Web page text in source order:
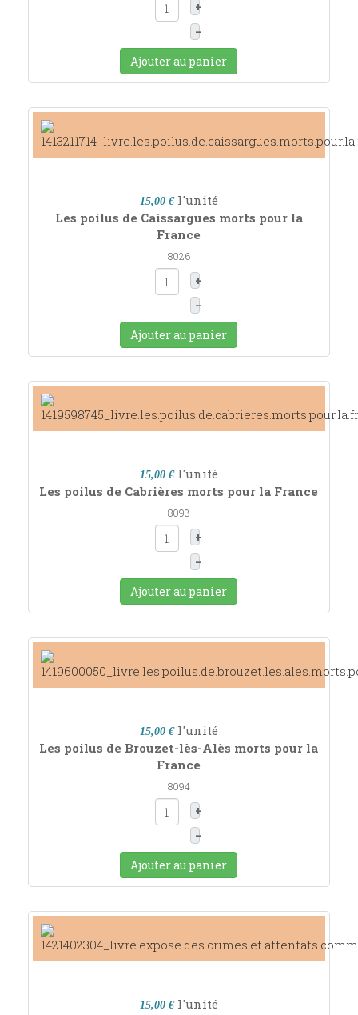
+
–
Ajouter au panier
15,00 € l'unité
Les poilus de Caissargues morts pour la
France
8026
+
–
Ajouter au panier
15,00 € l'unité
Les poilus de Cabrières morts pour la France
8093
+
–
Ajouter au panier
15,00 € l'unité
Les poilus de Brouzet-lès-Alès morts pour la
France
8094
+
–
Ajouter au panier
15,00 € l'unité